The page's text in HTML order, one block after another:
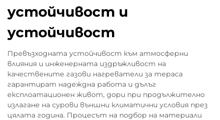
устойчивост и
устойчивост
Превъзходната устойчивост към атмосферни
влияния и инженерната издръжливост на
качествените газови нагреватели за тераса
гарантират надеждна работа и дълъг
експлоатационен живот, дори при продължително
излагане на сурови външни климатични условия през
цялата година. Процесът на подбор на материали